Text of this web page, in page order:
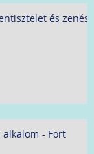
és zenés
- Fort